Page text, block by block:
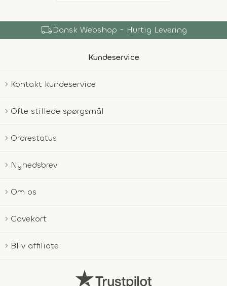
shopping_bagOver 150.000 Produkter
Kundeservice
Kontakt kundeservice
Ofte stillede spørgsmål
Ordrestatus
Nyhedsbrev
Om os
Gavekort
Bliv affiliate